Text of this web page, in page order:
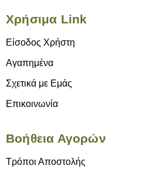
Χρήσιμα Link
Είσοδος Χρήστη
Αγαπημένα
Σχετικά με Εμάς
Επικοινωνία
Βοήθεια Αγορών
Τρόποι Αποστολής